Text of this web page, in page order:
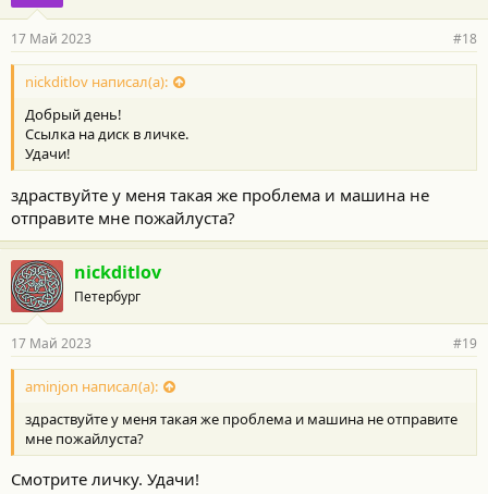
17 Май 2023 #18
nickditlov написал(а):
Добрый день!
Ссылка на диск в личке.
Удачи!
здраствуйте у меня такая же проблема и машина не
отправите мне пожайлуста?
nickditlov
Петербург
17 Май 2023 #19
aminjon написал(а):
здраствуйте у меня такая же проблема и машина не отправите
мне пожайлуста?
Смотрите личку. Удачи!